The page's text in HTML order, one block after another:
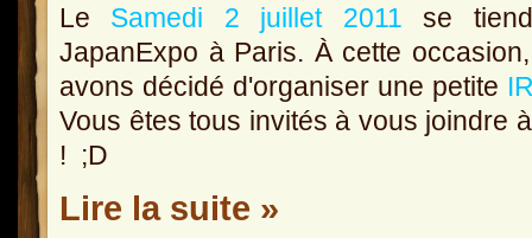
Le Samedi 2 juillet 2011 se
JapanExpo à Paris. À cette
avons décidé d'organiser une petite
Vous êtes tous invités à vous joindre
! ;D
Lire la suite »